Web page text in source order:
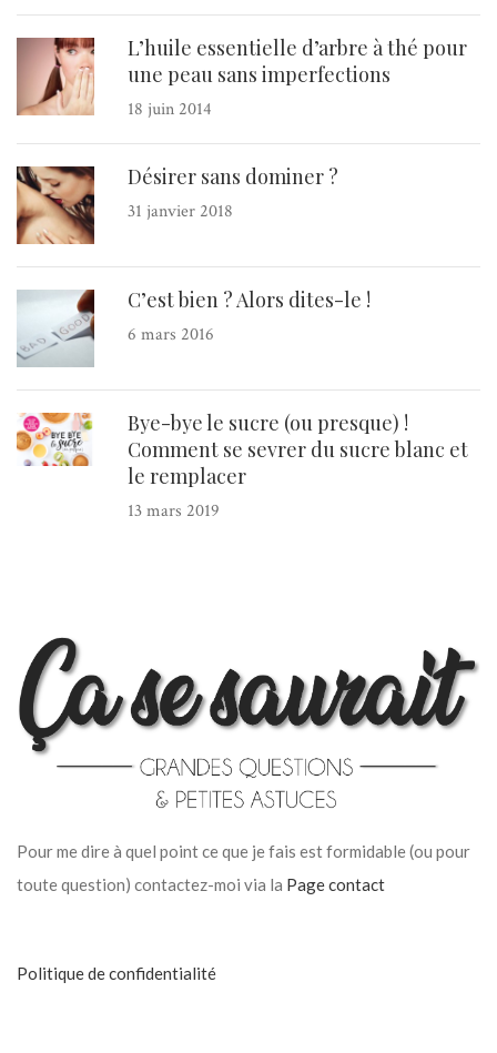
L’huile essentielle d’arbre à thé pour
une peau sans imperfections
18 juin 2014
Désirer sans dominer ?
31 janvier 2018
C’est bien ? Alors dites-le !
6 mars 2016
Bye-bye le sucre (ou presque) !
Comment se sevrer du sucre blanc et
le remplacer
13 mars 2019
Pour me dire à quel point ce que je fais est formidable (ou pour
toute question) contactez-moi via la Page contact
Politique de confidentialité